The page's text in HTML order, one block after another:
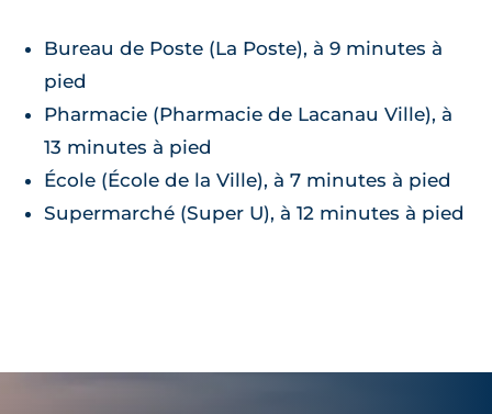
Bureau de Poste (La Poste), à 9 minutes à
pied
Pharmacie (Pharmacie de Lacanau Ville), à
13 minutes à pied
École (École de la Ville), à 7 minutes à pied
Supermarché (Super U), à 12 minutes à pied